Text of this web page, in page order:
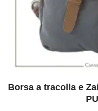
Borsa a tracolla e